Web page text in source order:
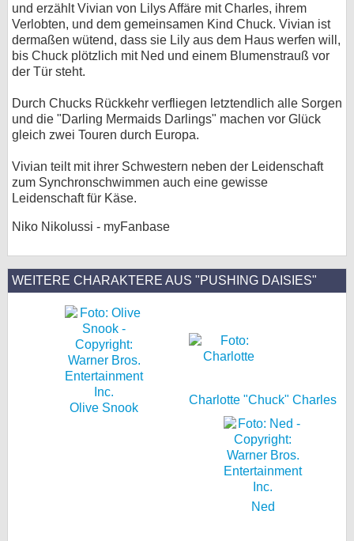
und erzählt Vivian von Lilys Affäre mit Charles, ihrem
Verlobten, und dem gemeinsamen Kind Chuck. Vivian ist
dermaßen wütend, dass sie Lily aus dem Haus werfen will,
bis Chuck plötzlich mit Ned und einem Blumenstrauß vor
der Tür steht.
Durch Chucks Rückkehr verfliegen letztendlich alle Sorgen
und die "Darling Mermaids Darlings" machen vor Glück
gleich zwei Touren durch Europa.
Vivian teilt mit ihrer Schwestern neben der Leidenschaft
zum Synchronschwimmen auch eine gewisse
Leidenschaft für Käse.
Niko Nikolussi - myFanbase
WEITERE CHARAKTERE AUS "PUSHING DAISIES"
Olive Snook
Charlotte "Chuck" Charles
Ned